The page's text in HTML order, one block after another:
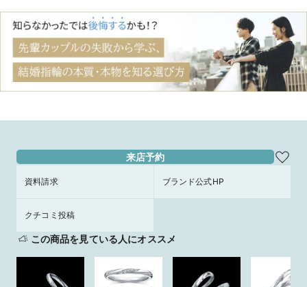
来店予約
資料請求 ブランド公式HP
クチコミ投稿
この商品を見ている人にオススメ